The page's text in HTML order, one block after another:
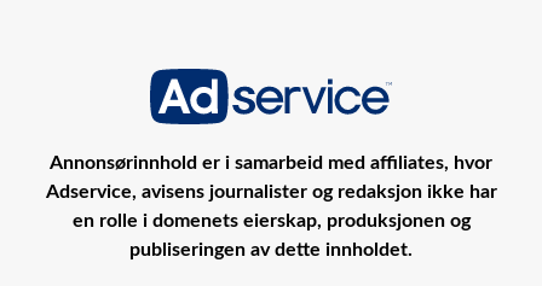
Annonsørinnhold er i samarbeid med affiliates, hvor
Adservice, avisens journalister og redaksjon ikke har
en rolle i domenets eierskap, produksjonen og
publiseringen av dette innholdet.